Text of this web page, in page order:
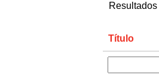
Resultados
Título